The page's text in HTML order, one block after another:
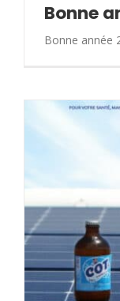
Bonne
Bonne année